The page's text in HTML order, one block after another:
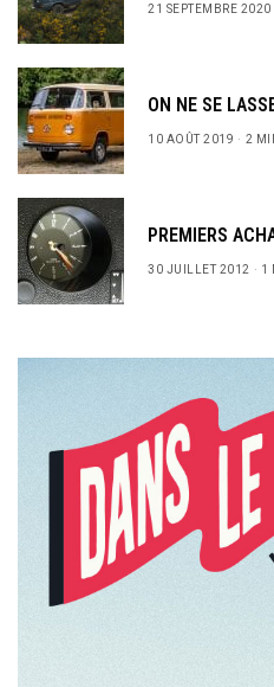
21 SEPTEMBRE 2020
ON NE SE
10 AOÛT 2019 2
PREMIERS
30 JUILLET 2012 1